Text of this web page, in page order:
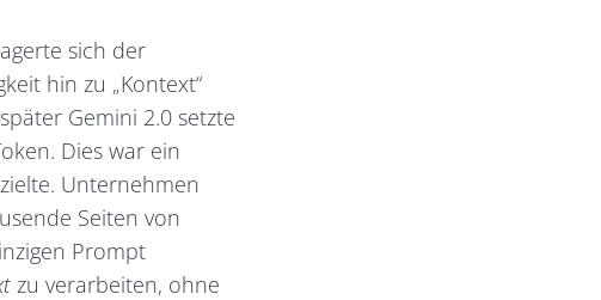
sich der
hin zu „Kontext“
Gemini 2.0 setzte
Dies war ein
Unternehmen
Seiten von
Prompt
zu verarbeiten, ohne